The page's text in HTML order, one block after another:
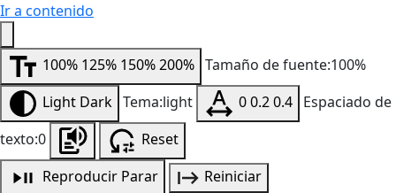
Ir a contenido
100% 125% 150%200% Tamaño de fuente:100%
Light Dark Tema:light 00.20.4 Espaciado de
texto:0
Reset
Reproducir Parar Reiniciar